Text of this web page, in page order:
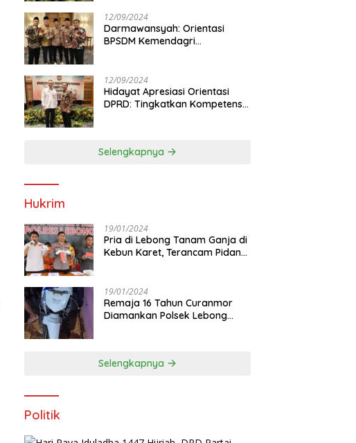
12/09/2024
Darmawansyah: Orientasi
BPSDM Kemendagri
12/09/2024
Hidayat Apresiasi Orientasi
DPRD: Tingkatkan Kompetensi
Selengkapnya
Hukrim
19/01/2024
Pria di Lebong Tanam Ganja di
Kebun Karet, Terancam Pidana
19/01/2024
Remaja 16 Tahun Curanmor
Diamankan Polsek Lebong
Selengkapnya
Politik